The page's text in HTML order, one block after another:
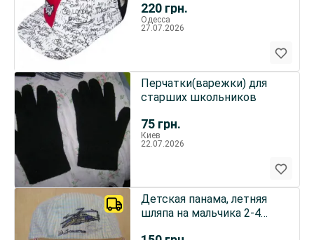
220 грн.
Одесса
27.07.2026
75 грн.
Перчатки(варежки) для
старших школьников
Киев
22.07.2026
Детская панама, летняя
шляпа на мальчика 2-4